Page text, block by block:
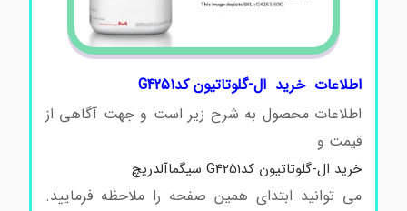
اطلاعات خرید ال-گلوتاتیون کدG4251
اطلاعات محصول به شرح زیر است و جهت آگاهی از
قیمت و
خرید ال-گلوتاتیون کدG4251 سیگماآلدریچ
می توانید ابتدای همین صفحه را ملاحظه فرمایید.